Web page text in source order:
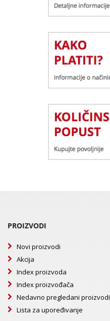
PROIZVODI
Novi proizvodi
Akcija
Index proizvoda
Index proizvođača
Nedavno pregledani proizvodi
Lista za upoređivanje